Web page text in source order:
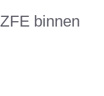
binnen